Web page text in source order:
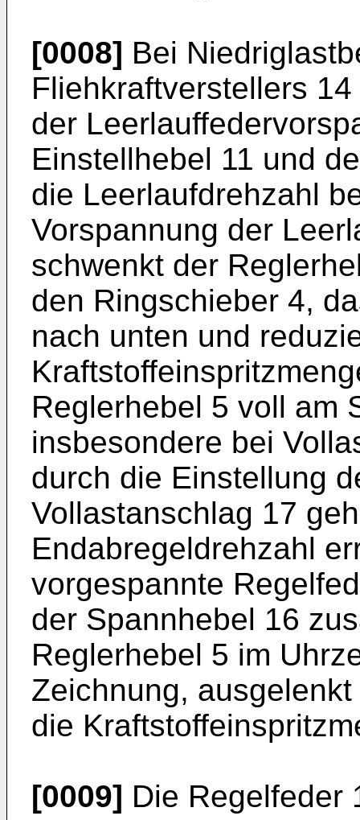
[0008] Bei
Fliehkraftverstellers
der
Einstellhebel 11 und
die Leerlaufdrehzahl
Vorspannung der
schwenkt der
den Ringschieber 4,
nach unten und
Reglerhebel 5 voll am
insbesondere bei
durch die Einstellung
Vollastanschlag 17
Endabregeldrehzahl
vorgespannte
der Spannhebel 16
Reglerhebel 5 im
Zeichnung,
die
[0009] Die Regelfeder